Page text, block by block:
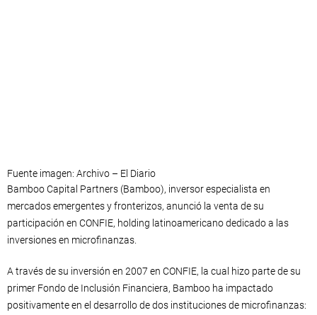
Fuente imagen: Archivo – El Diario
Bamboo Capital Partners (Bamboo), inversor especialista en
mercados emergentes y fronterizos, anunció la venta de su
participación en CONFIE, holding latinoamericano dedicado a las
inversiones en microfinanzas.
A través de su inversión en 2007 en CONFIE, la cual hizo parte de su
primer Fondo de Inclusión Financiera, Bamboo ha impactado
positivamente en el desarrollo de dos instituciones de microfinanzas: